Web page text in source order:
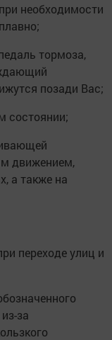
необходимости
тормоза,
позади Вас;
состоянии;
движением,
а также на
переходе улиц и
за